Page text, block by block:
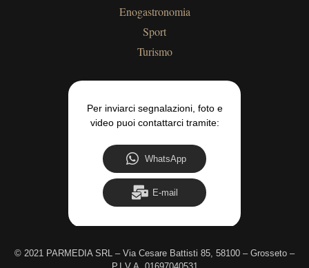
Enogastronomia
Sport
Turismo
Per inviarci segnalazioni, foto e
video puoi contattarci tramite:
WhatsApp
E-mail
© 2021 PARMEDIA SRL – Via Cesare Battisti 85, 58100 – Grosseto –